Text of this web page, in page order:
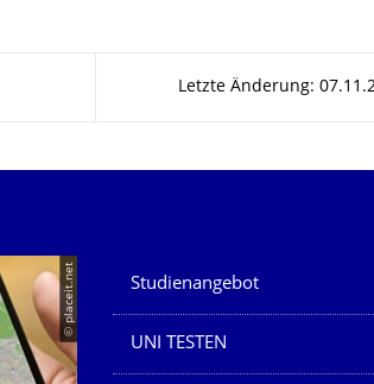
Letzte Änderung:
© placeit.net Unsere Dienste
Studienangebot
UNI TESTEN